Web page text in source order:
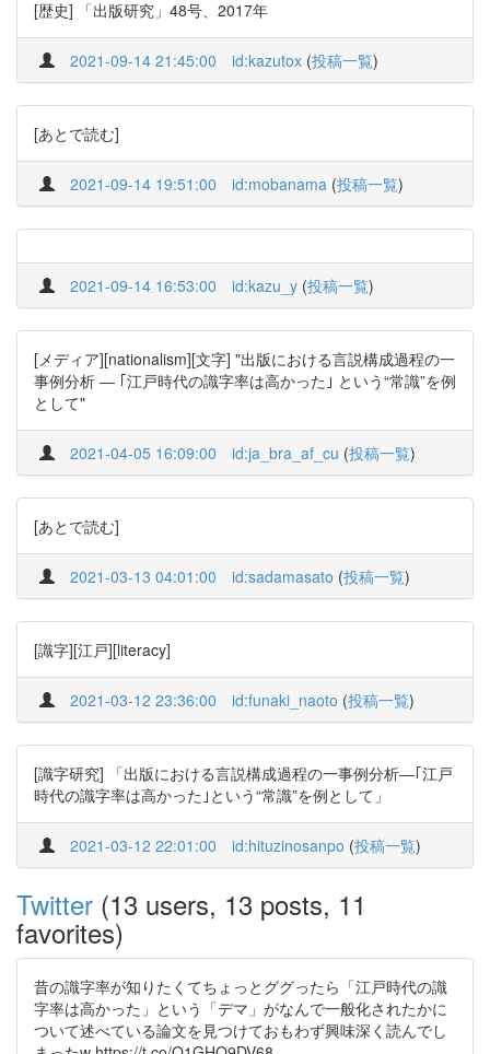
[歴史] 「出版研究」48号、2017年
2021-09-14 21:45:00 id:kazutox (投稿一覧)
[あとで読む]
2021-09-14 19:51:00 id:mobanama (投稿一覧)
2021-09-14 16:53:00 id:kazu_y (投稿一覧)
[メディア][nationalism][文字] "出版における言説構成過程の一
事例分析 ― ｢江戸時代の識字率は高かった｣ という“常識”を例
として"
2021-04-05 16:09:00 id:ja_bra_af_cu (投稿一覧)
[あとで読む]
2021-03-13 04:01:00 id:sadamasato (投稿一覧)
[識字][江戸][literacy]
2021-03-12 23:36:00 id:funaki_naoto (投稿一覧)
[識字研究] 「出版における言説構成過程の一事例分析―｢江戸
時代の識字率は高かった｣という“常識”を例として」
2021-03-12 22:01:00 id:hituzinosanpo (投稿一覧)
Twitter (13 users, 13 posts, 11
favorites)
昔の識字率が知りたくてちょっとググったら「江戸時代の識
字率は高かった」という「デマ」がなんで一般化されたかに
ついて述べている論文を見つけておもわず興味深く読んでし